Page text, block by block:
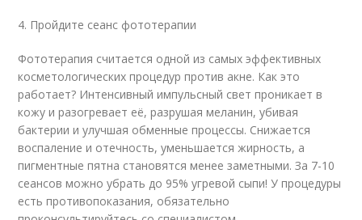
4. Пройдите сеанс фототерапии
Фототерапия считается одной из самых эффективных
косметологических процедур против акне. Как это
работает? Интенсивный импульсный свет проникает в
кожу и разогревает её, разрушая меланин, убивая
бактерии и улучшая обменные процессы. Снижается
воспаление и отечность, уменьшается жирность, а
пигментные пятна становятся менее заметными. За 7-10
сеансов можно убрать до 95% угревой сыпи! У процедуры
есть противопоказания, обязательно